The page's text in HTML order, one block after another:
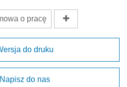
o pracę
do druku
Napisz do nas